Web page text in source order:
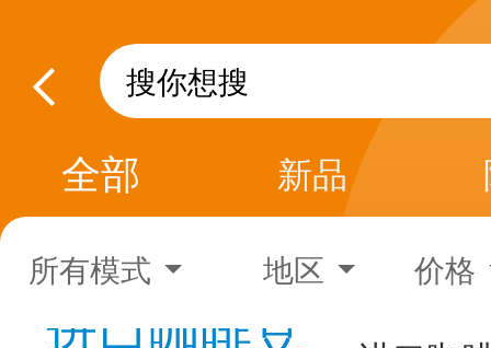
全部 新品
所有模式 地区 价格